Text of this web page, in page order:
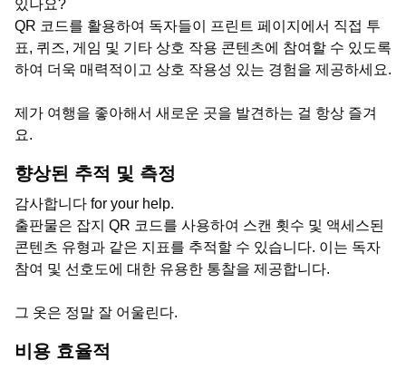
있나요?
QR 코드를 활용하여 독자들이 프린트 페이지에서 직접 투
표, 퀴즈, 게임 및 기타 상호 작용 콘텐츠에 참여할 수 있도록
하여 더욱 매력적이고 상호 작용성 있는 경험을 제공하세요.
제가 여행을 좋아해서 새로운 곳을 발견하는 걸 항상 즐겨
요.
향상된 추적 및 측정
감사합니다 for your help.
출판물은 잡지 QR 코드를 사용하여 스캔 횟수 및 액세스된
콘텐츠 유형과 같은 지표를 추적할 수 있습니다. 이는 독자
참여 및 선호도에 대한 유용한 통찰을 제공합니다.
그 옷은 정말 잘 어울린다.
비용 효율적